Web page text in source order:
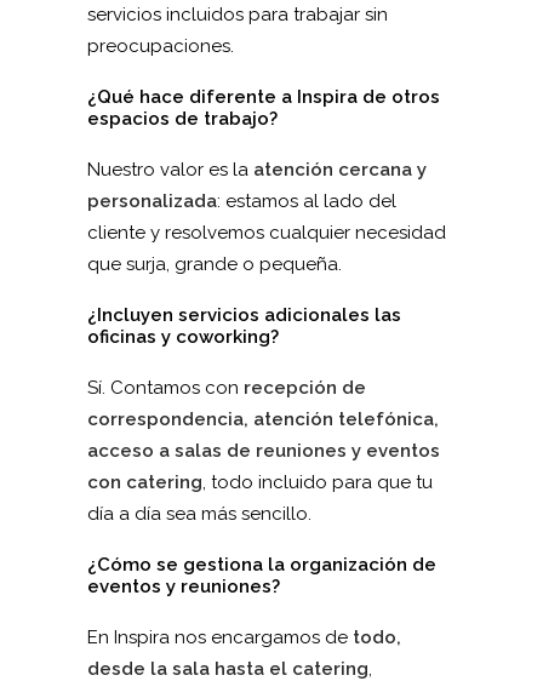
servicios incluidos para trabajar sin
preocupaciones.
¿Qué hace diferente a Inspira de otros
espacios de trabajo?
Nuestro valor es la atención cercana y
personalizada: estamos al lado del
cliente y resolvemos cualquier necesidad
que surja, grande o pequeña.
¿Incluyen servicios adicionales las
oficinas y coworking?
Sí. Contamos con recepción de
correspondencia, atención telefónica,
acceso a salas de reuniones y eventos
con catering, todo incluido para que tu
día a día sea más sencillo.
¿Cómo se gestiona la organización de
eventos y reuniones?
En Inspira nos encargamos de todo,
desde la sala hasta el catering